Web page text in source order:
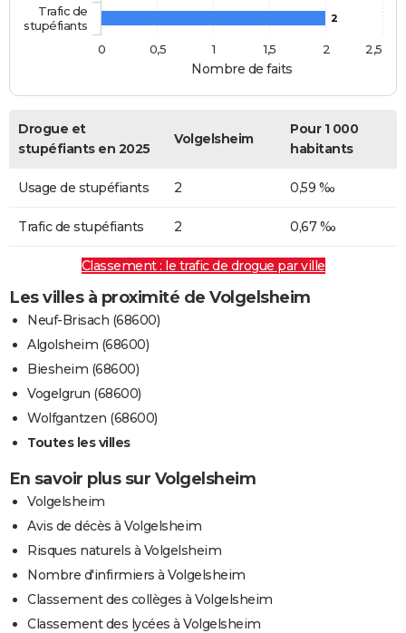
Nombre de faits
2
Trafic de
stupéfiants
0
0,5 1 1,5 2 2,5
Drogue et
stupéfiants en 2025
Volgelsheim
Pour 1 000
habitants
Usage de stupéfiants 2 0,59 ‰
Trafic de stupéfiants 2 0,67 ‰
Classement : le trafic de drogue par ville
Les villes à proximité de Volgelsheim
Neuf-Brisach (68600)
Algolsheim (68600)
Biesheim (68600)
Vogelgrun (68600)
Wolfgantzen (68600)
Toutes les villes
En savoir plus sur Volgelsheim
Volgelsheim
Avis de décès à Volgelsheim
Risques naturels à Volgelsheim
Nombre d'infirmiers à Volgelsheim
Classement des collèges à Volgelsheim
Classement des lycées à Volgelsheim